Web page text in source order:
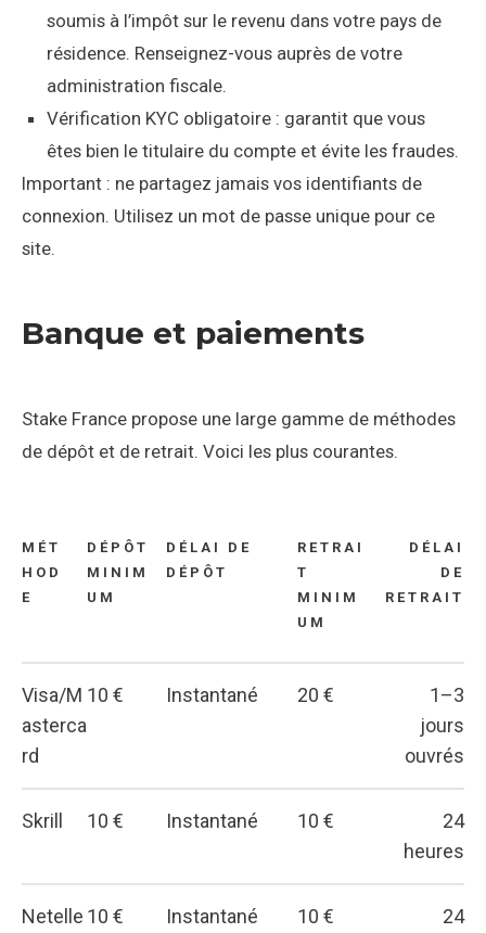
soumis à l’impôt sur le revenu dans votre pays de
résidence. Renseignez-vous auprès de votre
administration fiscale.
Vérification KYC obligatoire : garantit que vous
êtes bien le titulaire du compte et évite les fraudes.
Important : ne partagez jamais vos identifiants de
connexion. Utilisez un mot de passe unique pour ce
site.
Banque et paiements
Stake France propose une large gamme de méthodes
de dépôt et de retrait. Voici les plus courantes.
MÉT
HOD
E
DÉPÔT
MINIM
UM
DÉLAI DE
DÉPÔT
RETRAI
T
MINIM
UM
DÉLAI
DE
RETRAIT
Visa/M
asterca
rd
10 € Instantané 20 €
1–3
jours
ouvrés
Skrill 10 € Instantané 10 €
24
heures
Netelle 10 € Instantané 10 €
24